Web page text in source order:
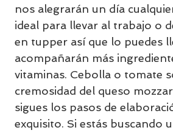
nos alegrarán un día
ideal para llevar al trabajo o
en tupper así que lo puedes
acompañarán más
vitaminas. Cebolla o tomate
cremosidad del queso
sigues los pasos de
exquisito. Si estás buscando